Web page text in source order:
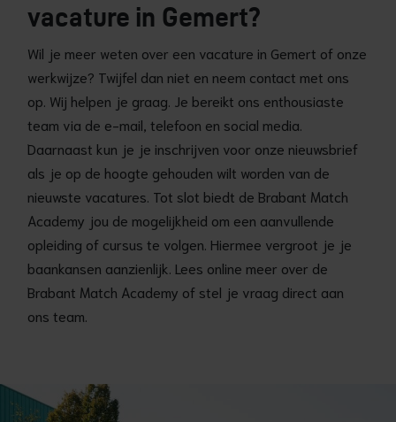
vacature in Gemert?
Wil je meer weten over een vacature in Gemert of onze
werkwijze? Twijfel dan niet en neem contact met ons
op. Wij helpen je graag. Je bereikt ons enthousiaste
team via de e-mail, telefoon en social media.
Daarnaast kun je je inschrijven voor onze nieuwsbrief
als je op de hoogte gehouden wilt worden van de
nieuwste vacatures. Tot slot biedt de Brabant Match
Academy jou de mogelijkheid om een aanvullende
opleiding of cursus te volgen. Hiermee vergroot je je
baankansen aanzienlijk. Lees online meer over de
Brabant Match Academy of stel je vraag direct aan
ons team.